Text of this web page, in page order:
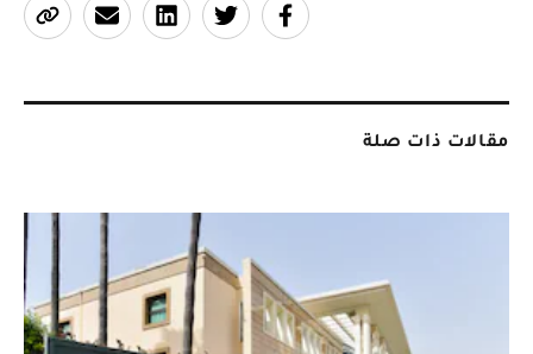
مقالات ذات صلة